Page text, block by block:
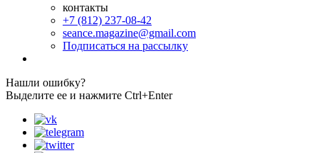
контакты
+7 (812) 237-08-42
seance.magazine@gmail.com
Подписаться на рассылку
Нашли ошибку?
Выделите ее и нажмите Ctrl+Enter